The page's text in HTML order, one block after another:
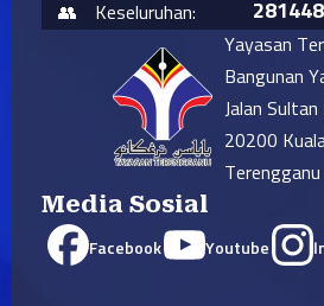
Keseluruhan: 281448
Yayasan
Bangunan
Jalan
20200
Terengganu
Media Sosial
Facebook Youtube